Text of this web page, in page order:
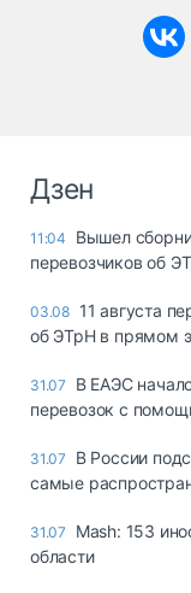
Дзен
11:04
Вышел
перевозчиков об
03.08 11 августа
об ЭТрН в прямом
31.07
В ЕАЭС
перевозок с
31.07
В России
самые
31.07
Mash: 153
области